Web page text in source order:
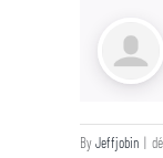
ByJeffjobin |